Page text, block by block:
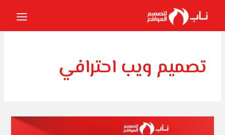
المحتوى
تصميم ويب احترافي